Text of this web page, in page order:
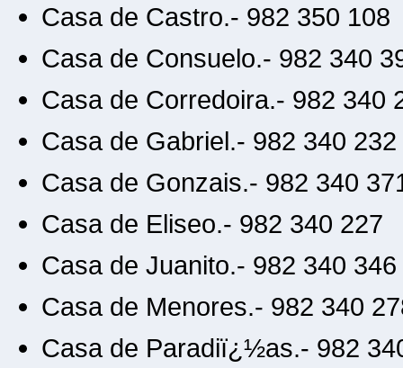
Casa de Castro.- 982 350 108
Casa de Consuelo.- 982 340
Casa de Corredoira.- 982 340
Casa de Gabriel.- 982 340 232
Casa de Gonzais.- 982 340
Casa de Eliseo.- 982 340 227
Casa de Juanito.- 982 340 346
Casa de Menores.- 982 340
Casa de Paradiï¿½as.- 982